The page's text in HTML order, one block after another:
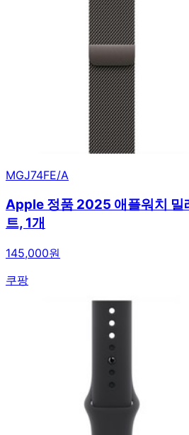
MGJ74FE/A
Apple 정품 2025 애플워치 밀
트, 1개
145,000원
쿠팡